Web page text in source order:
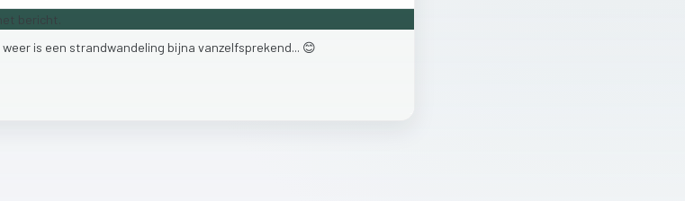
weer is een strandwandeling bijna vanzelfsprekend... 😊